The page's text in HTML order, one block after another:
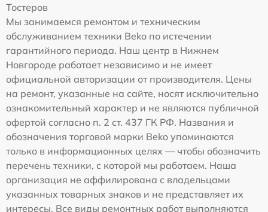
Тостеров
Мы занимаемся ремонтом и техническим
обслуживанием техники Beko по истечении
гарантийного периода. Наш центр в Нижнем
Новгороде работает независимо и не имеет
официальной авторизации от производителя. Цены
на ремонт, указанные на сайте, носят исключительно
ознакомительный характер и не являются публичной
офертой согласно п. 2 ст. 437 ГК РФ. Названия и
обозначения торговой марки Beko упоминаются
только в информационных целях — чтобы обозначить
перечень техники, с которой мы работаем. Наша
организация не аффилирована с владельцами
указанных товарных знаков и не представляет их
интересы. Все виды ремонтных работ выполняются